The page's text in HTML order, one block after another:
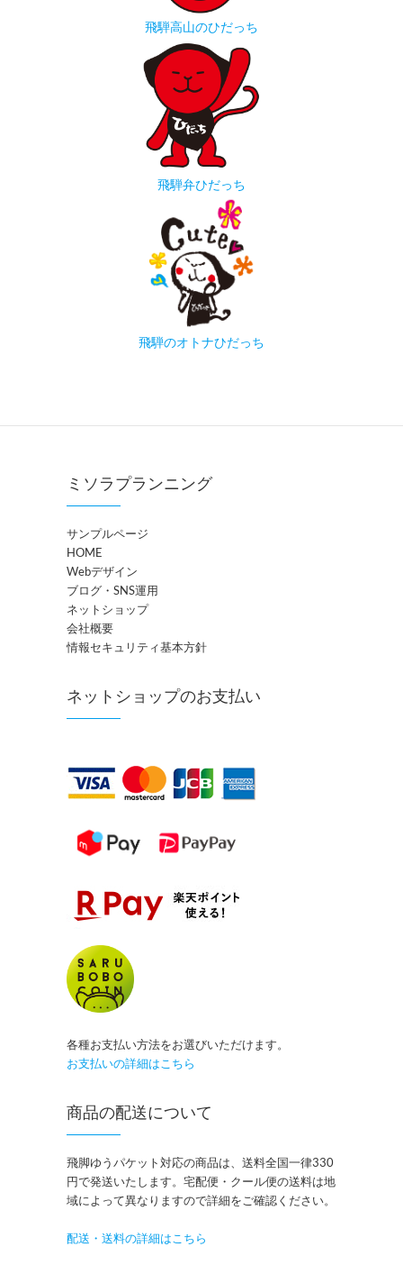
飛騨高山のひだっち
飛騨弁ひだっち
飛騨のオトナひだっち
ミソラプランニング
サンプルページ
HOME
Webデザイン
ブログ・SNS運用
ネットショップ
会社概要
情報セキュリティ基本方針
ネットショップのお支払い
各種お支払い方法をお選びいただけます。
お支払いの詳細はこちら
商品の配送について
飛脚ゆうパケット対応の商品は、送料全国一律330
円で発送いたします。宅配便・クール便の送料は地
域によって異なりますので詳細をご確認ください。
配送・送料の詳細はこちら